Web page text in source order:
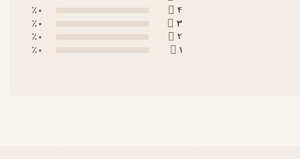
4
0 ٪
3
0 ٪
2
0 ٪
1
0 ٪